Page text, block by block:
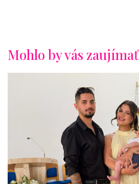
Mohlo by vás zaujímať